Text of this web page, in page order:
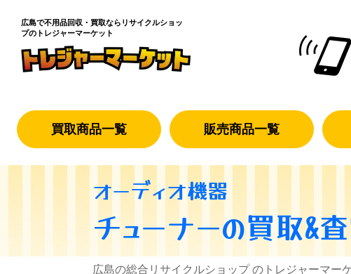
広島で不用品回収・買取なら リサイクルショッ
プのトレジャーマーケット
買取商品一覧 販売商品一覧
オーディオ機器
チューナーの買取&
広島の総合リサイクルショップ のトレジャーマー